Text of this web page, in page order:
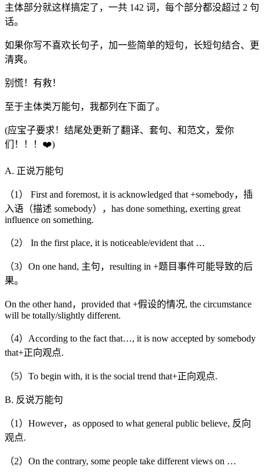
主体部分就这样搞定了，一共 142 词，每个部分都没超过 2 句
话。
如果你写不喜欢长句子，加一些简单的短句，长短句结合、更
清爽。
别慌！有救！
至于主体类万能句，我都列在下面了。
(应宝子要求！结尾处更新了翻译、套句、和范文，爱你
们！！！❤️)
A. 正说万能句
（1） First and foremost, it is acknowledged that +somebody，插
入语（描述 somebody），has done something, exerting great
influence on something.
（2） In the first place, it is noticeable/evident that …
（3）On one hand, 主句，resulting in +题目事件可能导致的后
果。
On the other hand，provided that +假设的情况, the circumstance
will be totally/slightly different.
（4）According to the fact that…, it is now accepted by somebody
that+正向观点.
（5）To begin with, it is the social trend that+正向观点.
B. 反说万能句
（1）However，as opposed to what general public believe, 反向
观点.
（2）On the contrary, some people take different views on …